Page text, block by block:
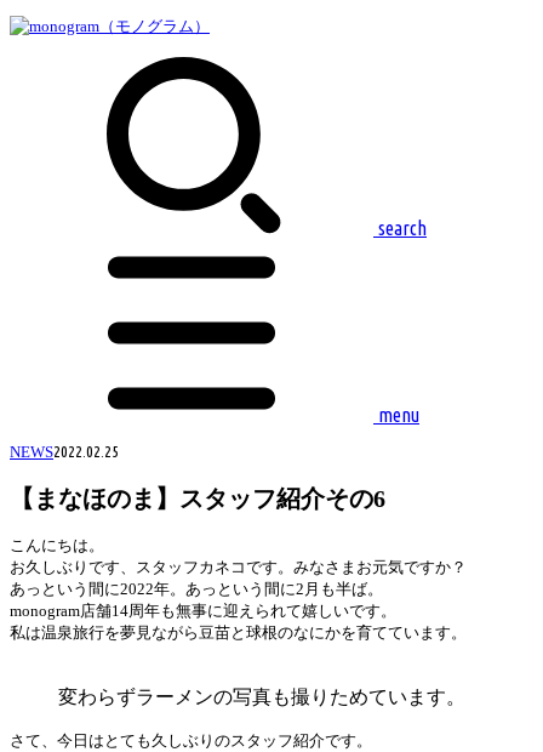
search
menu
NEWS2022.02.25
【まなほのま】スタッフ紹介その6
こんにちは。
お久しぶりです、スタッフカネコです。みなさまお元気ですか？
あっという間に2022年。あっという間に2月も半ば。
monogram店舗14周年も無事に迎えられて嬉しいです。
私は温泉旅行を夢見ながら豆苗と球根のなにかを育てています。
変わらずラーメンの写真も撮りためています。
さて、今日はとても久しぶりのスタッフ紹介です。